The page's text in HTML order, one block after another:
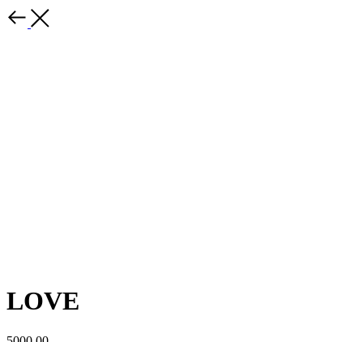
LOVE